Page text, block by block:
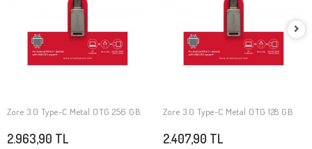
SEPETE EKLE
Zore 3.0 Type-C Metal OTG 256 GB
2.963,90 TL
SEPETE EKLE
Zore 3.0 Type-C Metal OTG 128 GB
2.407,90 TL